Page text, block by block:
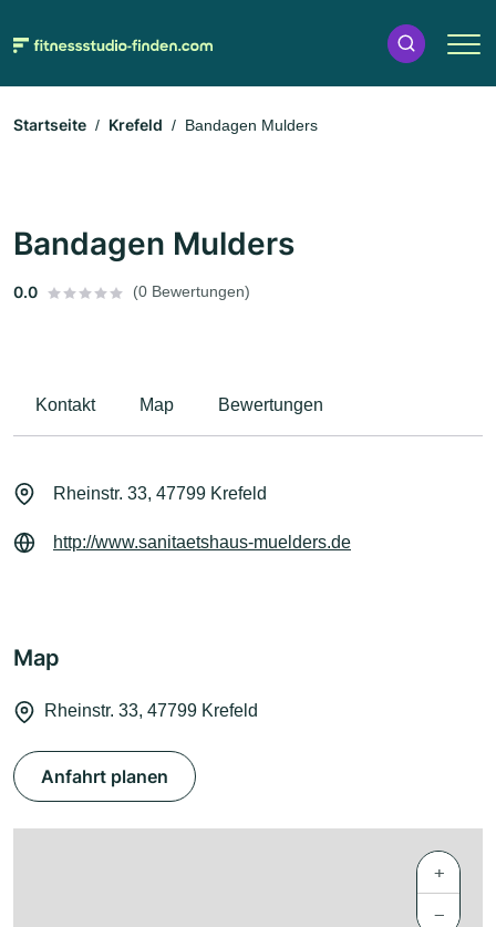
Startseite Krefeld Bandagen Mulders
Bandagen Mulders
0.0 (0 Bewertungen)
Kontakt Map Bewertungen
Rheinstr. 33, 47799 Krefeld
http://www.sanitaetshaus-muelders.de
Map
Rheinstr. 33, 47799 Krefeld
Anfahrt planen
+
−